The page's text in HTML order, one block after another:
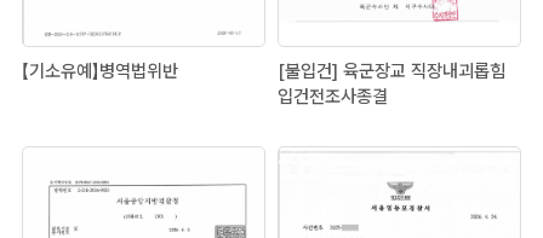
【기소유예】병역법위반
[불입건] 육군장교 직장내괴롭힘
입건전조사종결